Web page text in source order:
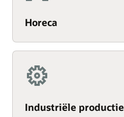
Horeca
Industriële productie